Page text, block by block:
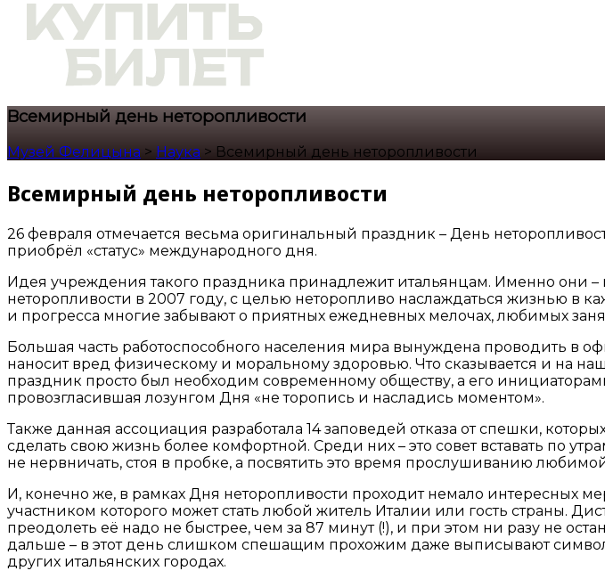
Всемирный день неторопливости
Музей Фелицына > Наука > Всемирный день неторопливости
Всемирный день неторопливости
26 февраля отмечается весьма оригинальный праздник – День
приобрёл «статус» международного дня.
Идея учреждения такого праздника принадлежит итальянцам. Именно они
неторопливости в 2007 году, с целью неторопливо наслаждаться жизнью в
и прогресса многие забывают о приятных ежедневных мелочах, любимых
Большая часть работоспособного населения мира вынуждена проводить в
наносит вред физическому и моральному здоровью. Что сказывается и на
праздник просто был необходим современному обществу, а его
провозгласившая лозунгом Дня «не торопись и насладись моментом».
Также данная ассоциация разработала 14 заповедей отказа от спешки,
сделать свою жизнь более комфортной. Среди них – это совет вставать по
не нервничать, стоя в пробке, а посвятить это время прослушиванию
И, конечно же, в рамках Дня неторопливости проходит немало
участником которого может стать любой житель Италии или гость страны.
преодолеть её надо не быстрее, чем за 87 минут (!), и при этом ни разу не
дальше – в этот день слишком спешащим прохожим даже выписывают
других итальянских городах.